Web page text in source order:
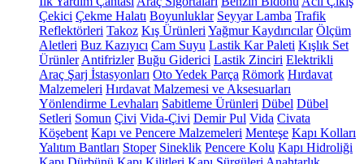
Çekici Çekme Halatı Boyunluklar Seyyar Lamba Trafik
Reflektörleri Takoz Kış Ürünleri Yağmur Kaydırıcılar Ölçüm
Aletleri Buz Kazıyıcı Cam Suyu Lastik Kar Paleti Kışlık Set
Ürünler Antifrizler Buğu Giderici Lastik Zinciri Elektrikli
Araç Şarj İstasyonları Oto Yedek Parça Römork Hırdavat
Malzemeleri Hırdavat Malzemesi ve Aksesuarları
Yönlendirme Levhaları Sabitleme Ürünleri Dübel Dübel
Setleri Somun Çivi Vida-Çivi Demir Pul Vida Civata
Köşebent Kapı ve Pencere Malzemeleri Menteşe Kapı Kolları
Yalıtım Bantları Stoper Sineklik Pencere Kolu Kapı Hidroliği